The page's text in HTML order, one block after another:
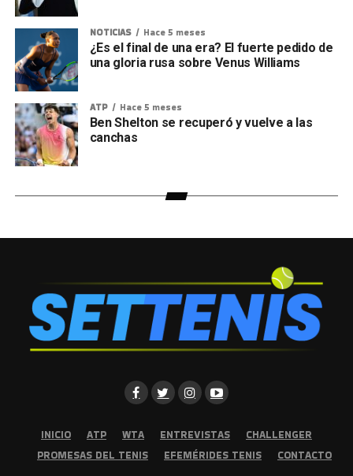
NOTICIAS Hace 5 meses
¿Es el final de una era? El fuerte pedido de
una gloria rusa sobre Venus Williams
ATP Hace 5 meses
Ben Shelton se recuperó y vuelve a las
canchas
INICIO ATP WTA ENTREVISTAS
CHALLENGER
PROMESAS DEL TENIS
EFEMÉRIDES TENIS CONTACTO